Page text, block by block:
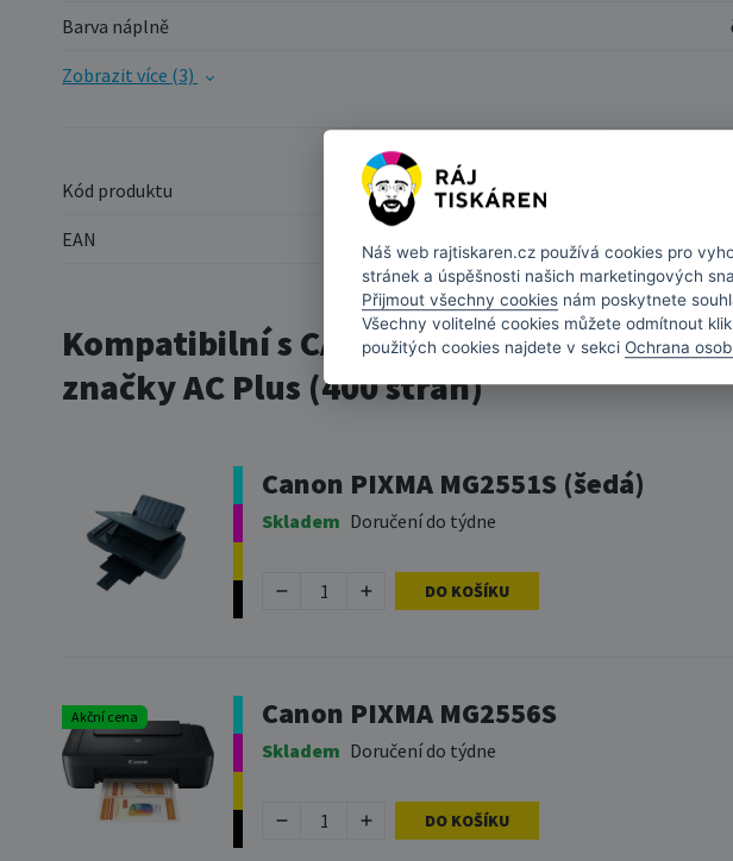
Barva náplně
Zobrazit více (3)
Kód produktu
EAN
Kompatibilní s CANON PG-545XL
značky AC Plus (400 stran)
Canon PIXMA MG2551S (šedá)
Skladem Doručení do týdne
DO KOŠÍKU
Akční cena Canon PIXMA MG2556S
Skladem Doručení do týdne
DO KOŠÍKU
Náš web rajtiskaren.cz používá cookies pro
stránek a úspěšnosti našich marketingových
Přijmout všechny cookies nám poskytnete
Všechny volitelné cookies můžete odmítnout
použitých cookies najdete v sekci Ochrana